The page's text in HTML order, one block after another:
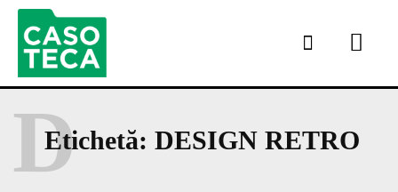
Etichetă: DESIGN RETRO
D